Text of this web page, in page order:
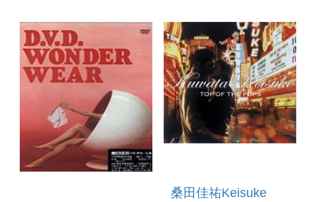
ORPHONY
FANTANSIA KU
桑田佳祐Keisuke